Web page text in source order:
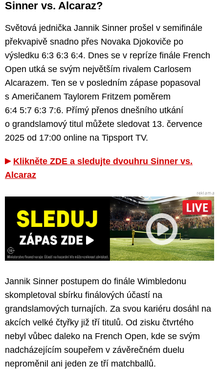
Sinner vs. Alcaraz?
Světová jednička Jannik Sinner prošel v semifinále
překvapivě snadno přes Novaka Djokoviče po
výsledku 6:3 6:3 6:4. Dnes se v repríze finále French
Open utká se svým největším rivalem Carlosem
Alcarazem. Ten se v posledním zápase popasoval
s Američanem Taylorem Fritzem poměrem
6:4 5:7 6:3 7:6. Přímý přenos dnešního utkání
o grandslamový titul můžete sledovat 13. července
2025 od 17:00 online na Tipsport TV.
Klikněte ZDE a sledujte dvouhru Sinner vs.
Alcaraz
Jannik Sinner postupem do finále Wimbledonu
skompletoval sbírku finálových účastí na
grandslamových turnajích. Za svou kariéru dosáhl na
akcích velké čtyřky již tří titulů. Od zisku čtvrtého
nebyl vůbec daleko na French Open, kde se svým
nadcházejícím soupeřem v závěrečném duelu
neproměnil ani jeden ze tří matchballů.